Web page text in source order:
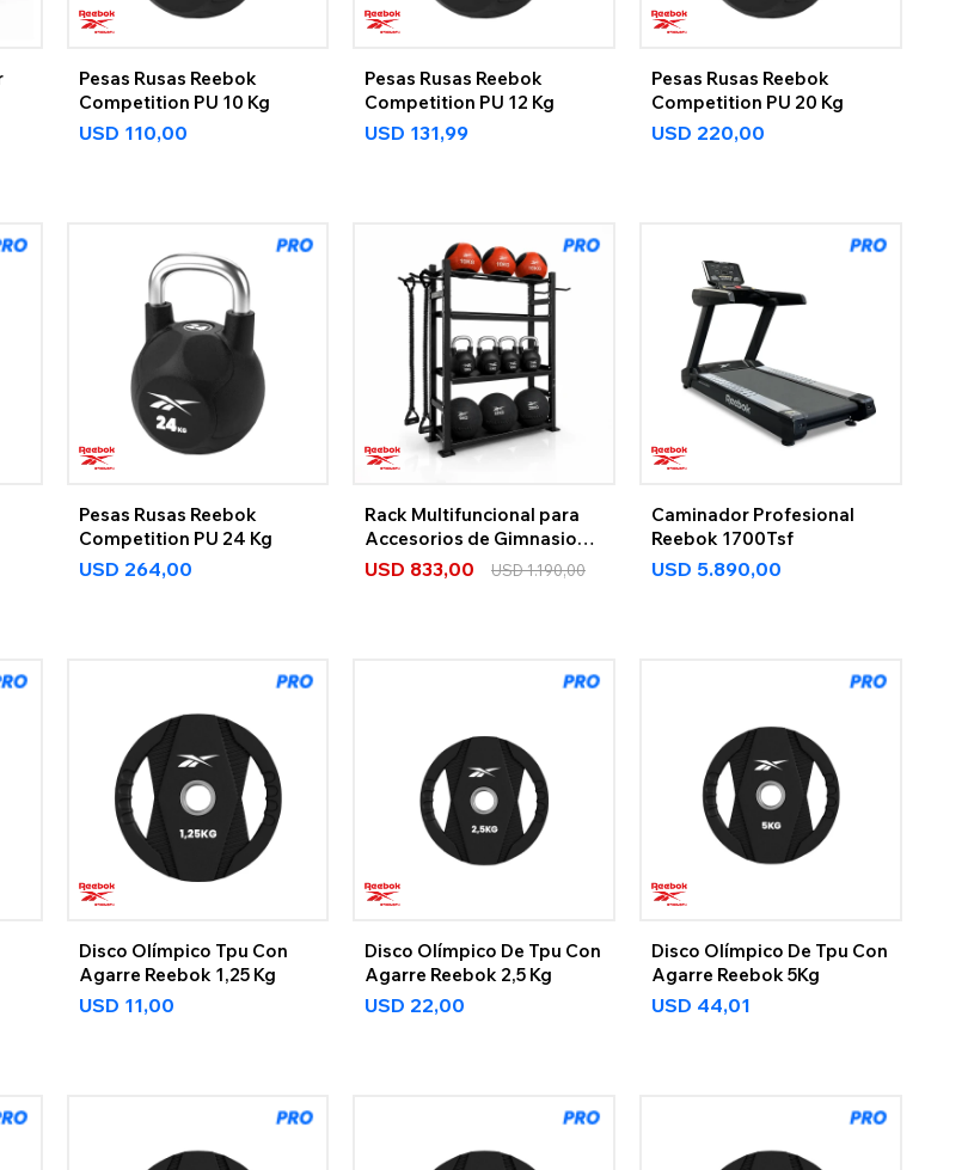
Pesas Rusas Reebok
Competition PU 10 Kg
USD 110,00
Pesas Rusas Reebok
Competition PU 12 Kg
USD 131,99
Pesas Rusas Reebok
Competition PU 20 Kg
USD 220,00
Pesas Rusas Reebok
Competition PU 24 Kg
USD 264,00
Rack Multifuncional para
Accesorios de Gimnasio
Reebok
USD 833,00 USD1.190,00
Caminador Profesional
Reebok 1700Tsf
USD 5.890,00
Disco Olímpico Tpu Con
Agarre Reebok 1,25 Kg
USD 11,00
Disco Olímpico De Tpu Con
Agarre Reebok 2,5 Kg
USD 22,00
Disco Olímpico De Tpu Con
Agarre Reebok 5Kg
USD 44,01